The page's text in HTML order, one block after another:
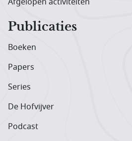
Publicaties
Boeken
Papers
Series
De Hofvijver
Podcast